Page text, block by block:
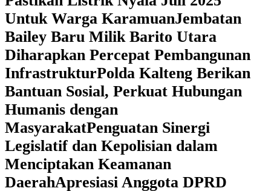
Untuk Warga KaramuanJembatan
Bailey Baru Milik Barito Utara
Diharapkan Percepat Pembangunan
InfrastrukturPolda Kalteng Berikan
Bantuan Sosial, Perkuat Hubungan
Humanis dengan
MasyarakatPenguatan Sinergi
Legislatif dan Kepolisian dalam
Menciptakan Keamanan
DaerahApresiasi Anggota DPRD